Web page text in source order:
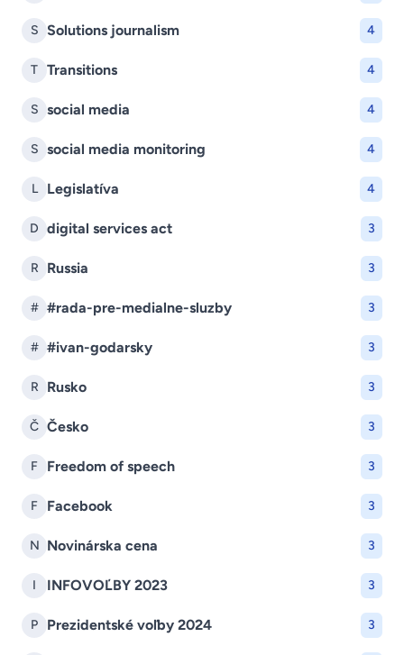
S Solutions journalism 4
T Transitions 4
S social media 4
S social media monitoring 4
L Legislatíva 4
D digital services act 3
R Russia 3
# #rada-pre-medialne-sluzby 3
# #ivan-godarsky 3
R Rusko 3
Č Česko 3
F Freedom of speech 3
F Facebook 3
N Novinárska cena 3
I INFOVOĽBY 2023 3
P Prezidentské voľby 2024 3